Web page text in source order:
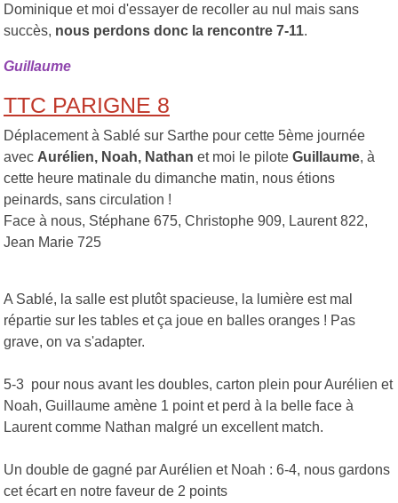
Dominique et moi d'essayer de recoller au nul mais sans
succès, nous perdons donc la rencontre 7-11.
Guillaume
TTC PARIGNE 8
Déplacement à Sablé sur Sarthe pour cette 5ème journée
avec Aurélien, Noah, Nathan et moi le pilote Guillaume, à
cette heure matinale du dimanche matin, nous étions
peinards, sans circulation !
Face à nous, Stéphane 675, Christophe 909, Laurent 822,
Jean Marie 725
A Sablé, la salle est plutôt spacieuse, la lumière est mal
répartie sur les tables et ça joue en balles oranges ! Pas
grave, on va s'adapter.
5-3 pour nous avant les doubles, carton plein pour Aurélien et
Noah, Guillaume amène 1 point et perd à la belle face à
Laurent comme Nathan malgré un excellent match.
Un double de gagné par Aurélien et Noah : 6-4, nous gardons
cet écart en notre faveur de 2 points